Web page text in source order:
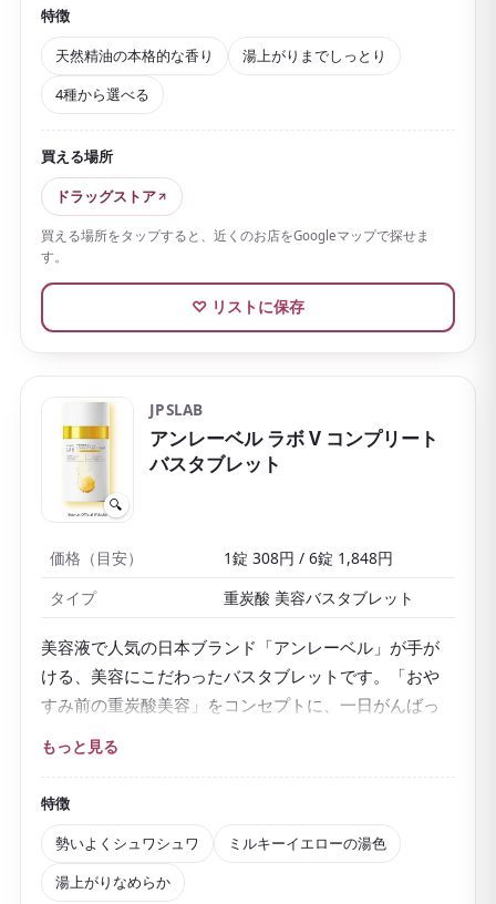
ラリセージ、フランキンセンス＆サンダルウッド、シ
ダーウッド＆ゼラニウムなど数種類があり、その日の
気分やシーンに合わせて選べるのが魅力。マツやヒノ
キなどに含まれる香り成分「α-ピネン」を配合し、深呼
吸したくなるような、リラックスにこだわった香りに
仕上げられています。
オーストラリアの世界遺産シャークベイ産の天然海塩
を使い、植物由来の保湿成分も配合。湯上がりまでし
っとりと心地よく過ごせます。
上品な香りは湯上がりまでふんわりと続き、一日の終
わりのご褒美バスタイムにぴったり。1回分の分包や、
4種の香りを試せるアソートセットもあるので、お試し
にも、ギフトにも選びやすい一品です。
特徴
天然精油の本格的な香り
湯上がりまでしっとり
4種から選べる
買える場所
ドラッグストア
買える場所をタップすると、近くのお店をGoogleマップで探せま
す。
♡ リストに保存
🔍
JPSLAB
アンレーベル ラボ V コンプリート
バスタブレット
価格（目安）
1錠 308円 / 6錠 1,848円
タイプ
重炭酸 美容バスタブレット
美容液で人気の日本ブランド「アンレーベル」が手が
ける、美容にこだわったバスタブレットです。「おや
すみ前の重炭酸美容」をコンセプトに、一日がんばっ
た自分へのご褒美バスタイムを提案する新しいタイプ
お湯に入れると、
と勢いよく溶け出し、お湯はかわいらしいミルキーイ
エローに変わります。メディテーションハーブの爽や
かな香りに包まれて、ゆったり過ごしたい夜にぴった
もっと見る
特徴
勢いよくシュワシュワ
ミルキーイエローの湯色
湯上がりなめらか